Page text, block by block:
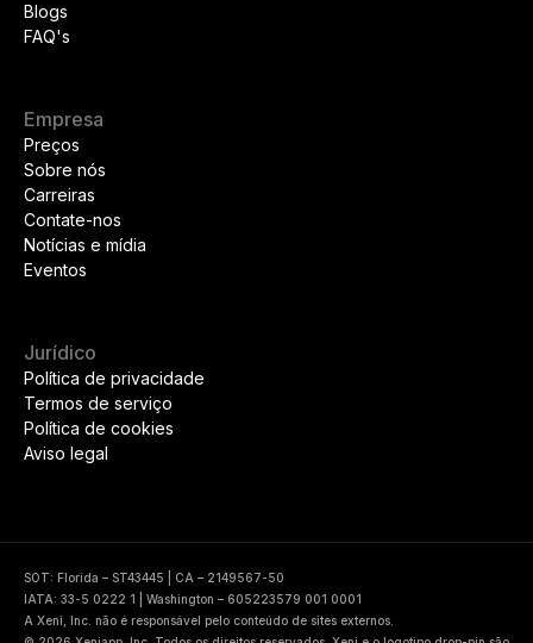
Blogs
FAQ's
Empresa
Preços
Sobre nós
Carreiras
Contate-nos
Notícias e mídia
Eventos
Jurídico
Política de privacidade
Termos de serviço
Política de cookies
Aviso legal
SOT: Florida – ST43445 | CA – 2149567-50
IATA: 33-5 0222 1 | Washington – 605223579 001 0001
A Xeni, Inc. não é responsável pelo conteúdo de sites externos.